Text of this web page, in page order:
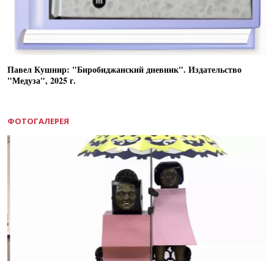
Павел Кушнир: "Биробиджанский дневник". Издательство
"Медуза", 2025 г.
ФОТОГАЛЕРЕЯ